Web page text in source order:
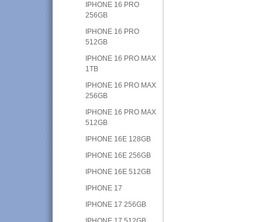
IPHONE 16 PRO
256GB
IPHONE 16 PRO
512GB
IPHONE 16 PRO MAX
1TB
IPHONE 16 PRO MAX
256GB
IPHONE 16 PRO MAX
512GB
IPHONE 16E 128GB
IPHONE 16E 256GB
IPHONE 16E 512GB
IPHONE 17
IPHONE 17 256GB